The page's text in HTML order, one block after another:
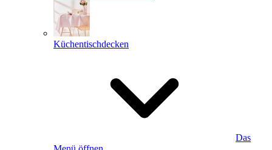
Küchentischdecken
Das